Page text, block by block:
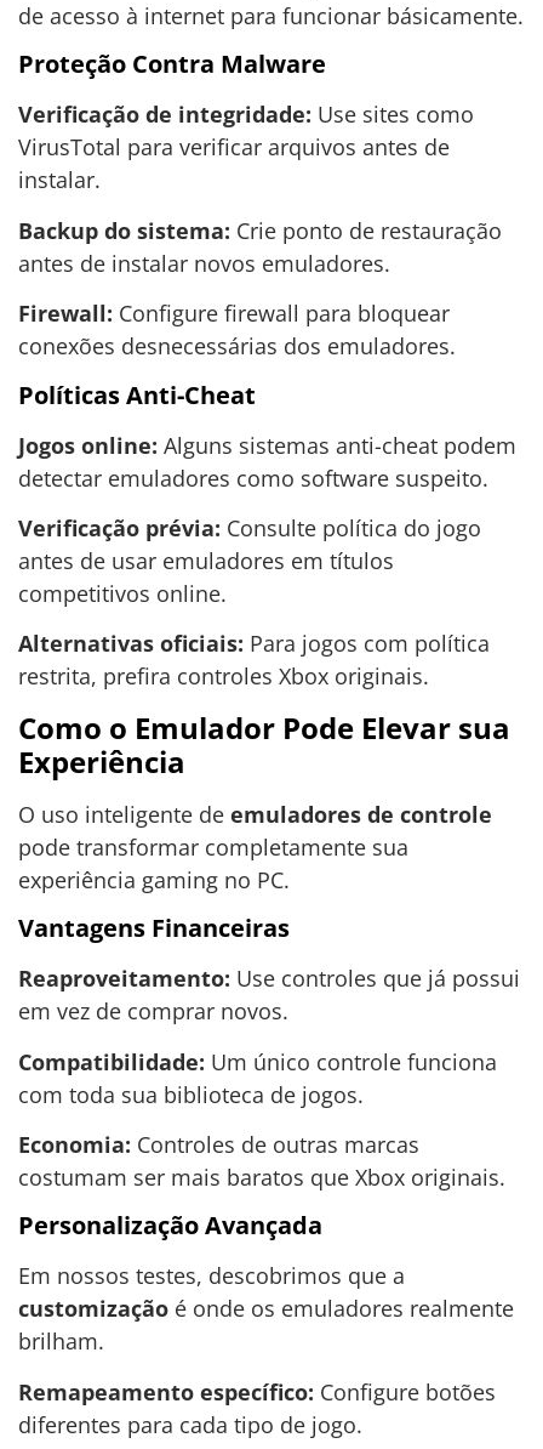
de acesso à internet para funcionar básicamente.
Proteção Contra Malware
Verificação de integridade: Use sites como
VirusTotal para verificar arquivos antes de
instalar.
Backup do sistema: Crie ponto de restauração
antes de instalar novos emuladores.
Firewall: Configure firewall para bloquear
conexões desnecessárias dos emuladores.
Políticas Anti-Cheat
Jogos online: Alguns sistemas anti-cheat podem
detectar emuladores como software suspeito.
Verificação prévia: Consulte política do jogo
antes de usar emuladores em títulos
competitivos online.
Alternativas oficiais: Para jogos com política
restrita, prefira controles Xbox originais.
Como o Emulador Pode Elevar sua
Experiência
O uso inteligente de emuladores de controle
pode transformar completamente sua
experiência gaming no PC.
Vantagens Financeiras
Reaproveitamento: Use controles que já possui
em vez de comprar novos.
Compatibilidade: Um único controle funciona
com toda sua biblioteca de jogos.
Economia: Controles de outras marcas
costumam ser mais baratos que Xbox originais.
Personalização Avançada
Em nossos testes, descobrimos que a
customização é onde os emuladores realmente
brilham.
Remapeamento específico: Configure botões
diferentes para cada tipo de jogo.